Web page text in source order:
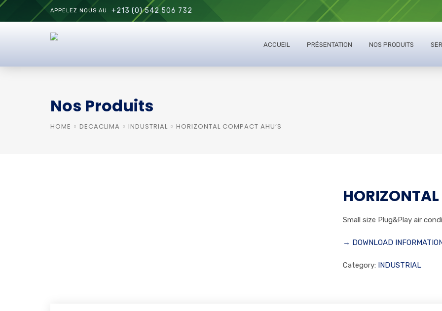
APPELEZ NOUS AU +213 (0) 542 506 732
ACCUEIL PRÉSENTATION NOS PRODUITS
Nos Produits
HOME DECACLIMA INDUSTRIAL HORIZONTAL COMPACT AHU’S
Small size Plug&Play air
→ DOWNLOAD
Category: INDUSTRIAL